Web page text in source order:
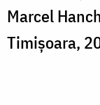
Marcel
Timișoara,